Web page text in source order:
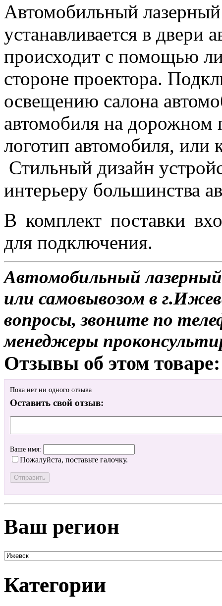
Автомобильный
устанавливается в двери
происходит с помощью
стороне проектора.
освещению салона
автомобиля на дорожном
логотип автомобиля, или
Стильный дизайн
интерьеру большинства
В комплект поставки
для подключения.
Автомобильный
или самовывозом в
вопросы, звоните по
менеджеры
Отзывы об этом товаре:
Пока нет ни одного отзыва
Оставить свой отзыв:
Ваше имя:
Пожалуйста, поставьте галочку.
Ваш регион
Категории